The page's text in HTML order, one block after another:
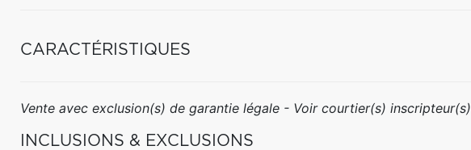
CARACTÉRISTIQUES
Vente avec exclusion(s) de garantie légale - Voir courtier(s) inscripteur(s)
INCLUSIONS & EXCLUSIONS